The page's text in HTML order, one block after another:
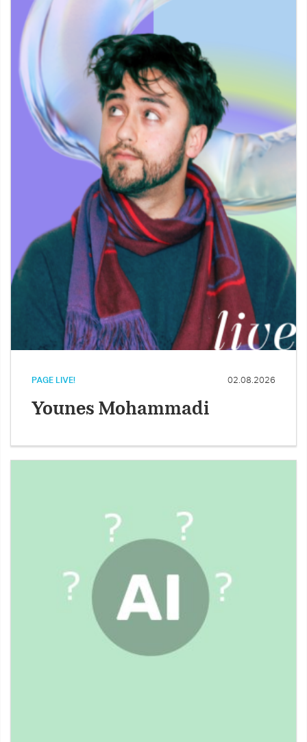
PAGE LIVE! 02.08.2026
Younes Mohammadi